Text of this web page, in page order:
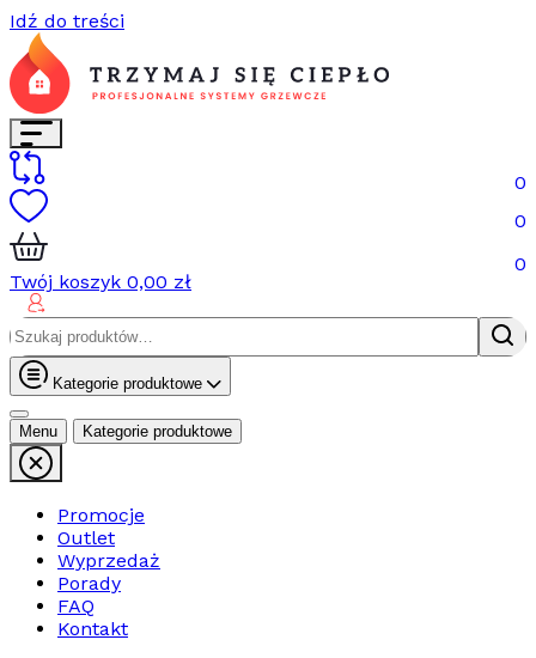
Idź do treści
0
0
0
Twój koszyk 0,00 zł
Szukaj:
Kategorie produktowe
Menu Kategorie produktowe
Promocje
Outlet
Wyprzedaż
Porady
FAQ
Kontakt